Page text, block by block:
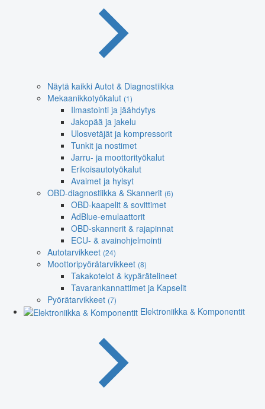
Näytä kaikki Autot & Diagnostiikka
Mekaanikkotyökalut (1)
Ilmastointi ja jäähdytys
Jakopää ja jakelu
Ulosvetäjät ja kompressorit
Tunkit ja nostimet
Jarru- ja moottorityökalut
Erikoisautotyökalut
Avaimet ja hylsyt
OBD-diagnostiikka & Skannerit (6)
OBD-kaapelit & sovittimet
AdBlue-emulaattorit
OBD-skannerit & rajapinnat
ECU- & avainohjelmointi
Autotarvikkeet (24)
Moottoripyörätarvikkeet (8)
Takakotelot & kypärätelineet
Tavarankannattimet ja Kapselit
Pyörätarvikkeet (7)
Elektroniikka & Komponentit